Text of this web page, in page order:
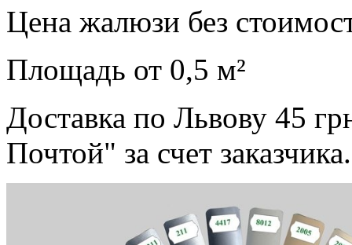
Цена жалюзи без
Площадь от 0,5 м²
Доставка по Львову 45
Почтой" за счет заказчика.